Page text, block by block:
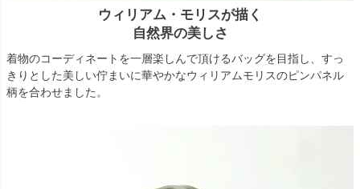
ウィリアム・モリスが描く
自然界の美しさ
着物のコーディネートを一層楽しんで頂けるバッグを目指し、すっ
きりとした美しい佇まいに華やかなウィリアムモリスのピンパネル
柄を合わせました。